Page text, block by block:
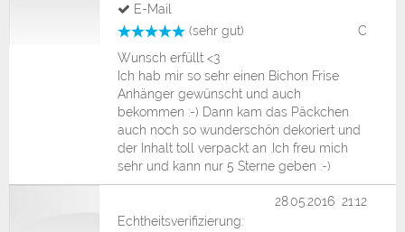
(sehr gut) C
E-Mail
Wunsch erfüllt <3
Ich hab mir so sehr einen Bichon Frise
Anhänger gewünscht und auch
bekommen :-) Dann kam das Päckchen
auch noch so wunderschön dekoriert und
der Inhalt toll verpackt an .Ich freu mich
sehr und kann nur 5 Sterne geben :-)
28.05.2016 21:12
Echtheitsverifizierung: